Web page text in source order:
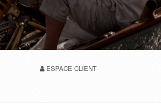
ESPACE CLIENT